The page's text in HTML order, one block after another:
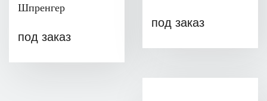
Шпренгер
под заказ
под заказ